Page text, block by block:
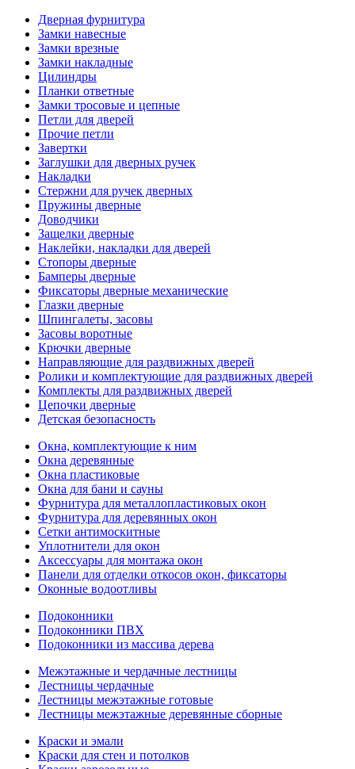
Дверная фурнитура
Замки навесные
Замки врезные
Замки накладные
Цилиндры
Планки ответные
Замки тросовые и цепные
Петли для дверей
Прочие петли
Завертки
Заглушки для дверных ручек
Накладки
Стержни для ручек дверных
Пружины дверные
Доводчики
Защелки дверные
Наклейки, накладки для дверей
Стопоры дверные
Бамперы дверные
Фиксаторы дверные механические
Глазки дверные
Шпингалеты, засовы
Засовы воротные
Крючки дверные
Направляющие для раздвижных дверей
Ролики и комплектующие для раздвижных дверей
Комплекты для раздвижных дверей
Цепочки дверные
Детская безопасность
Окна, комплектующие к ним
Окна деревянные
Окна пластиковые
Окна для бани и сауны
Фурнитура для металлопластиковых окон
Фурнитура для деревянных окон
Сетки антимоскитные
Уплотнители для окон
Аксессуары для монтажа окон
Панели для отделки откосов окон, фиксаторы
Оконные водоотливы
Подоконники
Подоконники ПВХ
Подоконники из массива дерева
Межэтажные и чердачные лестницы
Лестницы чердачные
Лестницы межэтажные готовые
Лестницы межэтажные деревянные сборные
Краски и эмали
Краски для стен и потолков